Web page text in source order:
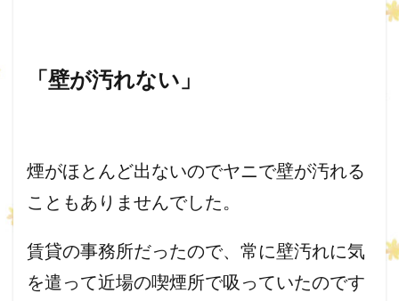
「壁が汚れない」
煙がほとんど出ないのでヤニで壁が汚れる
こともありませんでした。
賃貸の事務所だったので、 常に壁汚れに気
を遣って近場の喫煙所で吸っていたのです